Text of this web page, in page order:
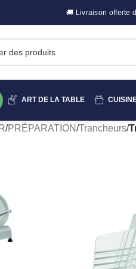
🚚 Livraison offerte
ART DE LA TABLE
/PRÉPARATION/Trancheurs/